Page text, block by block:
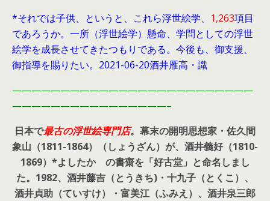
*それでは子供、というと、これら浮世絵学、 1,263項目
であろうか。一所（浮世絵学）懸命、学問としての浮世
絵学を成長させてきたつもりである。今後も、御支援、
御指導を賜りたい。2021-06-20酒井雁高・識
—————————————————————————
————————————————–
日本で最古の浮世絵専門店。幕末の開明思想家・ 佐久間
象山（1811-1864）（しょうざん）が、酒井義好（1810-
1869）*よしたか の書齋を「好古堂」と命名しまし
た。 1982、酒井藤吉（とうきち)・十九子（とくこ）、
酒井貞助（ていすけ）・富美江（ふみえ）、酒井泉三郎